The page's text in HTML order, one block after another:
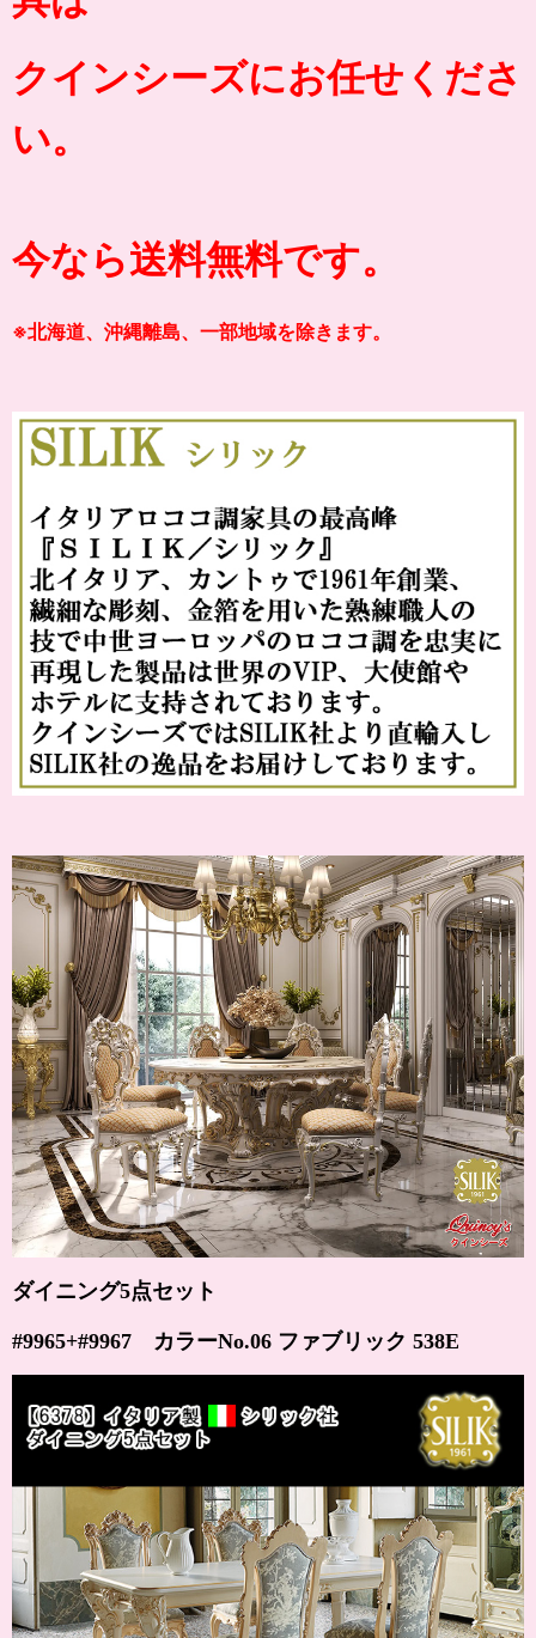
クインシーズにお任せくださ
い。
今なら送料無料です。
※北海道、沖縄離島、一部地域を除きます。
ダイニング5点セット
#9965+#9967 カラーNo.06 ファブリック 538E